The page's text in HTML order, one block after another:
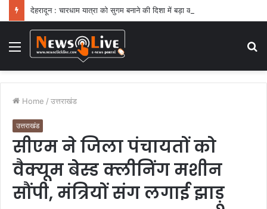
देहरादून : चारधाम यात्रा को सुगम बनाने की दिशा में बड़ा कदम
Menu
Home / उत्तराखंड
उत्तराखंड
सीएम ने जिला पंचायतों को
वैक्यूम बेस्ड क्लीनिंग मशीन
सौंपी, मंत्रियों संग लगाई झाड़ू